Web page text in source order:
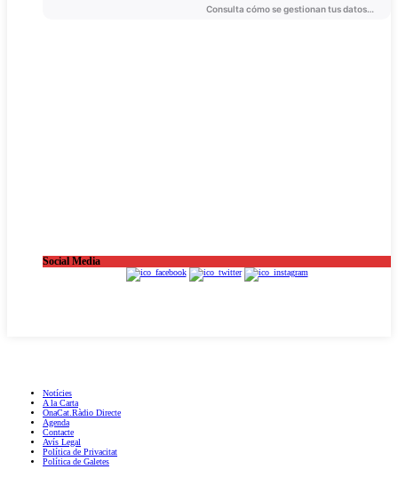
Social Media
Notícies
A la Carta
OnaCat.Ràdio Directe
Agenda
Contacte
Avís Legal
Política de Privacitat
Política de Galetes